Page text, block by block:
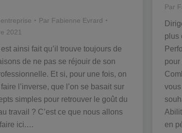
Par Fabienne Evrard
2021
est ainsi fait qu’il trouve toujours de
de ne pas se réjouir de son
Et si, pour une fois, on
l’inverse, que l’on se basait sur
simples pour retrouver le goût du
travail ? C’est ce que nous allons
ici.…
Par
plus
pour
en